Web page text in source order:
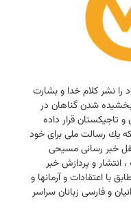
نشر كلام خدا و بشارت
شدن گناهان در
و تاجیكستان قرار داده
یك رسالت ملی برای خود
خبر رسانی مسیحی
انتشار و پردازش خبر
با اعتقادات و آرمانها و
و فارسی زبانان سراسر